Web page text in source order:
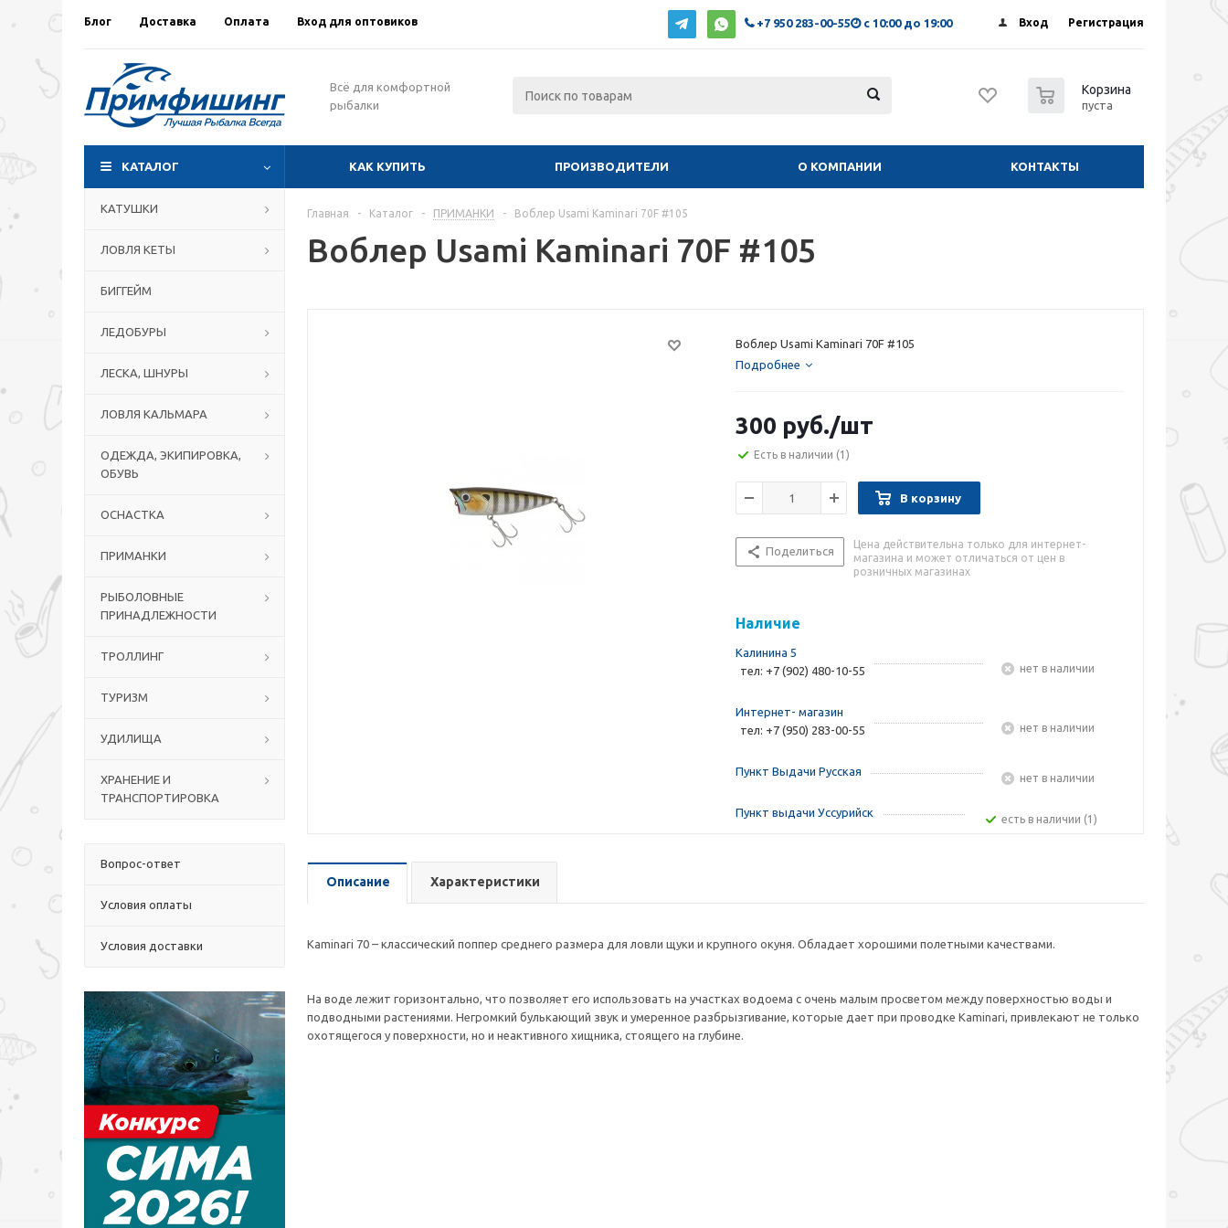
Блог Доставка Оплата Вход для оптовиков Вход Регистрация
+7 950 283-00-55 с 10:00 до 19:00
Всё для комфортной
рыбалки
Корзина
пуста
КАТАЛОГ КАК КУПИТЬ ПРОИЗВОДИТЕЛИ О КОМПАНИИ КОНТАКТЫ
КАТУШКИ
ЛОВЛЯ КЕТЫ
БИГГЕЙМ
ЛЕДОБУРЫ
ЛЕСКА, ШНУРЫ
ЛОВЛЯ КАЛЬМАРА
ОДЕЖДА, ЭКИПИРОВКА,
ОБУВЬ
ОСНАСТКА
ПРИМАНКИ
РЫБОЛОВНЫЕ
ПРИНАДЛЕЖНОСТИ
ТРОЛЛИНГ
ТУРИЗМ
УДИЛИЩА
ХРАНЕНИЕ И
ТРАНСПОРТИРОВКА
Вопрос-ответ
Условия оплаты
Условия доставки
Главная - Каталог - ПРИМАНКИ - Воблер Usami Kaminari 70F #105
Воблер Usami Kaminari 70F #105
Воблер Usami Kaminari 70F #105
Подробнее
300 руб./шт
Есть в наличии (1)
В корзину
Поделиться
Цена действительна только для интернет-
магазина и может отличаться от цен в
розничных магазинах
Наличие
Калинина 5
тел: +7 (902) 480-10-55
Нет в наличии
Интернет- магазин
тел: +7 (950) 283-00-55
Нет в наличии
Пункт Выдачи Русская Нет в наличии
Пункт выдачи Уссурийск Есть в наличии (1)
Описание Характеристики
Kaminari 70 – классический поппер среднего размера для ловли щуки и крупного окуня. Обладает хорошими полетными качествами.
На воде лежит горизонтально, что позволяет его использовать на участках водоема с очень малым просветом между поверхностью воды и
подводными растениями. Негромкий булькающий звук и умеренное разбрызгивание, которые дает при проводке Kaminari, привлекают не только
охотящегося у поверхности, но и неактивного хищника, стоящего на глубине.